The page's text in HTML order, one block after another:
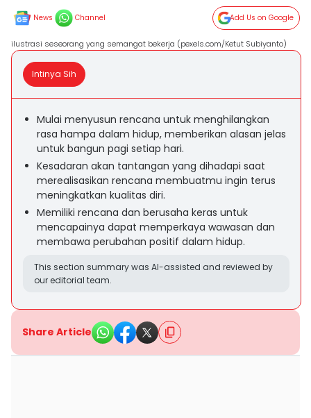
News Channel Add Us on Google
ilustrasi seseorang yang semangat bekerja (pexels.com/Ketut Subiyanto)
Intinya Sih
Mulai menyusun rencana untuk menghilangkan
rasa hampa dalam hidup, memberikan alasan jelas
untuk bangun pagi setiap hari.
Kesadaran akan tantangan yang dihadapi saat
merealisasikan rencana membuatmu ingin terus
meningkatkan kualitas diri.
Memiliki rencana dan berusaha keras untuk
mencapainya dapat memperkaya wawasan dan
membawa perubahan positif dalam hidup.
This section summary was AI-assisted and reviewed by
our editorial team.
Share Article